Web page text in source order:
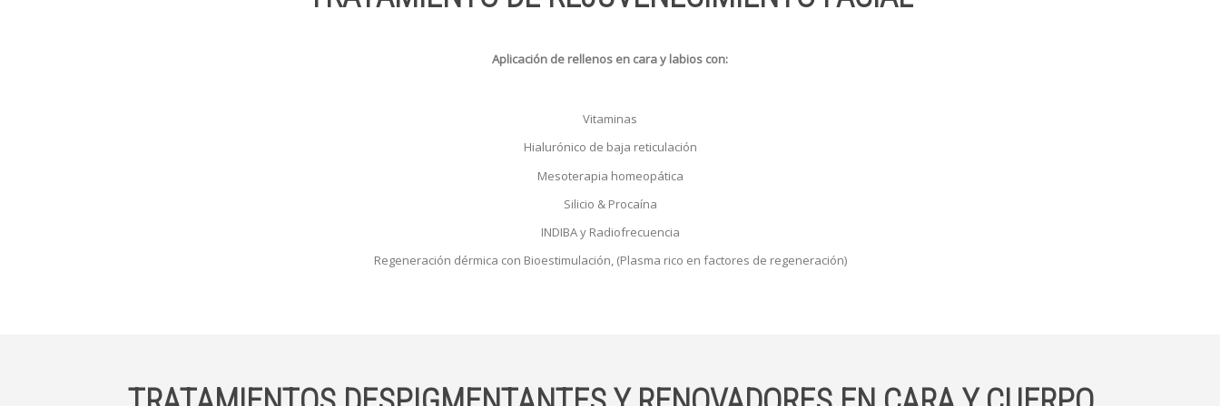
Aplicación de rellenos en cara y labios con:
Vitaminas
Hialurónico de baja reticulación
Mesoterapia homeopática
Silicio & Procaína
INDIBA y Radiofrecuencia
Regeneración dérmica con Bioestimulación, (Plasma rico en factores de regeneración)